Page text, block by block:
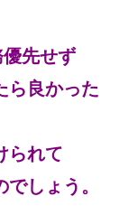
先せず
ら良かった
られて
しょう。